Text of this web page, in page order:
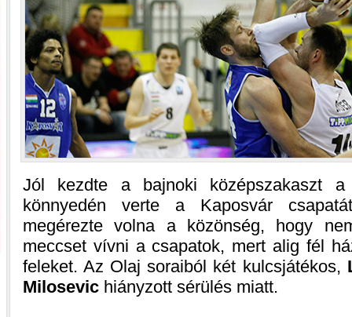
Jól kezdte a bajnoki középszakaszt
könnyedén verte a Kaposvár
megérezte volna a közönség, hogy
meccset vívni a csapatok, mert alig fél
feleket. Az Olaj soraiból két kulcsjátékos,
Milosevic hiányzott sérülés miatt.